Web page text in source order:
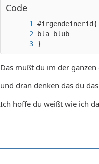
Code
}
Das mußt du im der ganzen
und dran denken das du
Ich hoffe du weißt wie ich